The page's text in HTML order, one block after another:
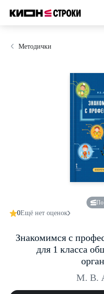
Методички
По
0Ещё нет оценок
Знакомимся с
для 1 класса
М. В.